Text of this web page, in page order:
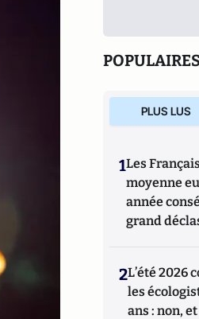
POPULAIRES
PLUS LUS
1Les
moyenne
année
grand
2L’été 2026
les
ans : non,